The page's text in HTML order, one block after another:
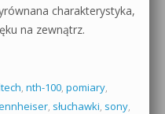
charakterystyka,
na zewnątrz.
, nth-100, pomiary,
, słuchawki, sony,